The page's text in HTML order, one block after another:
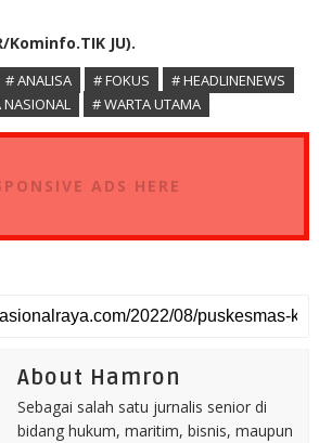
Kominfo.TIK JU).
# ANALISA # FOKUS
# HEADLINENEWS
# WARTA UTAMA
ADS HERE
About Hamron
Sebagai salah satu jurnalis senior di
bidang hukum, maritim, bisnis, maupun